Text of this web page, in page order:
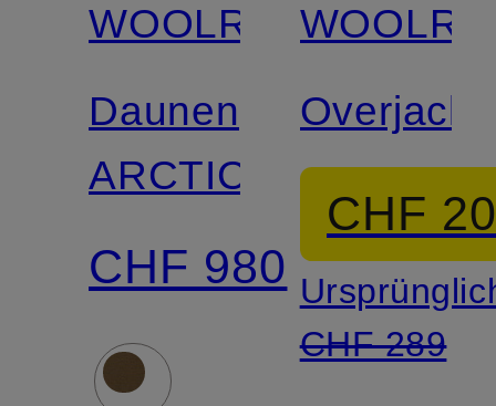
WOOLRICH
Daunenparka
ARCTIC
CHF 980
CHF
CHF 289